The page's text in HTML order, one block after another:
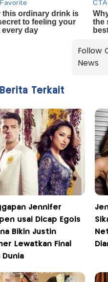
Follow
News
Berita Terkait
Jennifer
usai Dicap Egois
Bikin Justin
Lewatkan Final
Dunia